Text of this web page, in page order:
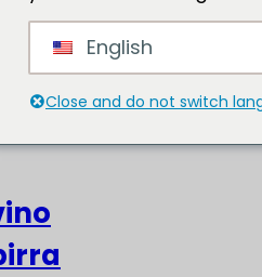
English
Close and do not switch